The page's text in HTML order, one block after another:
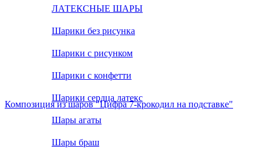
ЛАТЕКСНЫЕ ШАРЫ
Шарики без рисунка
Шарики с рисунком
Шарики с конфетти
Шарики сердца латекс
Шары агаты
Шары браш
Композиция из шаров "Цифра 7-крокодил на подставке"